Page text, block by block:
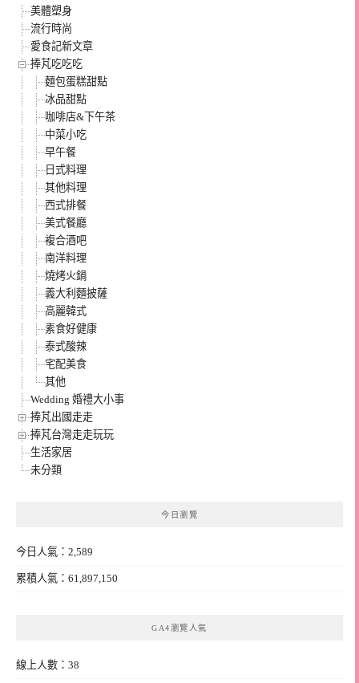
美體塑身
流行時尚
愛食記新文章
捧芃吃吃吃
麵包蛋糕甜點
冰品甜點
咖啡店&下午茶
中菜小吃
早午餐
日式料理
其他料理
西式排餐
美式餐廳
複合酒吧
南洋料理
燒烤火鍋
義大利麵披薩
高麗韓式
素食好健康
泰式酸辣
宅配美食
其他
Wedding 婚禮大小事
捧芃出國走走
捧芃台灣走走玩玩
生活家居
未分類
今日瀏覽
今日人氣：2,589
累積人氣：61,897,150
GA4瀏覽人氣
線上人數：38